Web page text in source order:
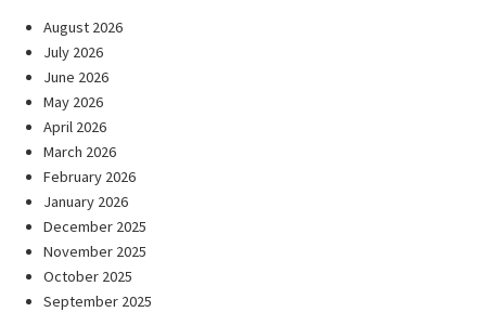
August 2026
July 2026
June 2026
May 2026
April 2026
March 2026
February 2026
January 2026
December 2025
November 2025
October 2025
September 2025